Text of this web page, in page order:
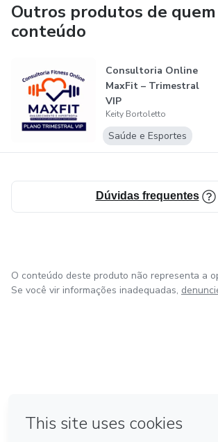
Outros produtos de quem
conteúdo
Consultoria Online
MaxFit – Trimestral
VIP
Keity Bortoletto
Saúde e Esportes
Dúvidas frequentes
O conteúdo deste produto não representa a
Se você vir informações inadequadas,
Feito com ❤ em Bogotá